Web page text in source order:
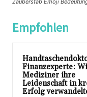
Empfohlen
Finanzexperte:
Mediziner ihre
Leidenschaft in
Erfolg